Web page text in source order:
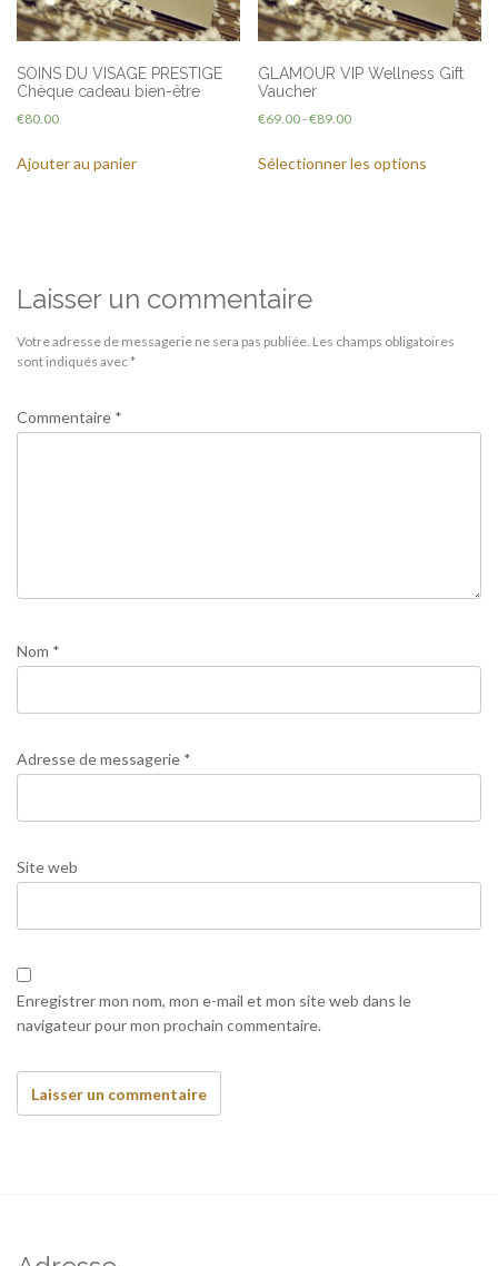
SOINS DU VISAGE PRESTIGE
Chèque cadeau bien-être
€80.00
Ajouter au panier
GLAMOUR VIP Wellness Gift
Vaucher
€69.00-€89.00
Sélectionner les options
Laisser un commentaire
Votre adresse de messagerie ne sera pas publiée. Les champs obligatoires
sont indiqués avec*
Commentaire *
Nom *
Adresse de messagerie *
Site web
Enregistrer mon nom, mon e-mail et mon site web dans le
navigateur pour mon prochain commentaire.